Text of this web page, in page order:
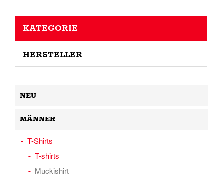
KATEGORIE
HERSTELLER
NEU
MÄNNER
T-Shirts
T-shirts
Muckishirt